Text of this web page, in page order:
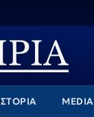
MEDIA